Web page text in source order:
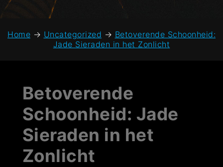
Home → Uncategorized → Betoverende Schoonheid:
Jade Sieraden in het Zonlicht
Betoverende
Schoonheid: Jade
Sieraden in het
Zonlicht